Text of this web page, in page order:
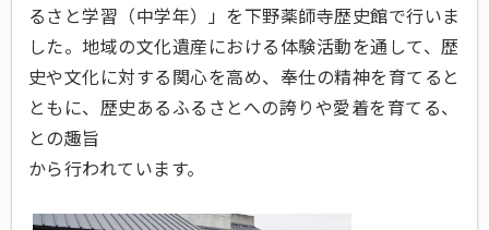
るさと学習（中学年）」を下野薬師寺歴史館で行いま
した。地域の文化遺産における体験活動を通して、歴
史や文化に対する関心を高め、奉仕の精神を育てると
ともに、歴史あるふるさとへの誇りや愛着を育てる、
との趣旨
から行われています。